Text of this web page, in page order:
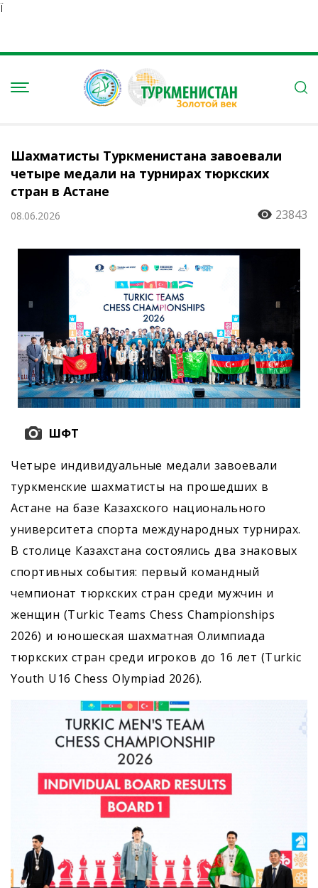
Ï
Шахматисты Туркменистана завоевали
четыре медали на турнирах тюркских
стран в Астане
08.06.2026 23843
ШФТ
Четыре индивидуальные медали завоевали
туркменские шахматисты на прошедших в
Астане на базе Казахского национального
университета спорта международных турнирах.
В столице Казахстана состоялись два знаковых
спортивных события: первый командный
чемпионат тюркских стран среди мужчин и
женщин (Turkic Teams Chess Championships
2026) и юношеская шахматная Олимпиада
тюркских стран среди игроков до 16 лет (Turkic
Youth U16 Chess Olympiad 2026).